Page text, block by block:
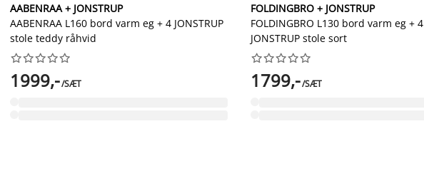
AABENRAA + JONSTRUP
AABENRAA L160 bord varm eg + 4 JONSTRUP
stole teddy råhvid






1999,-/SÆT
FOLDINGBRO + JONSTRUP
FOLDINGBRO L130 bord varm eg + 4
JONSTRUP stole sort






1799,-/SÆT